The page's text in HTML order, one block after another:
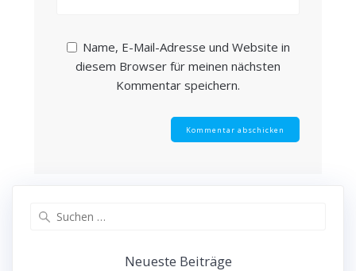
Name, E-Mail-Adresse und Website in
diesem Browser für meinen nächsten
Kommentar speichern.
Neu­es­te Beiträge